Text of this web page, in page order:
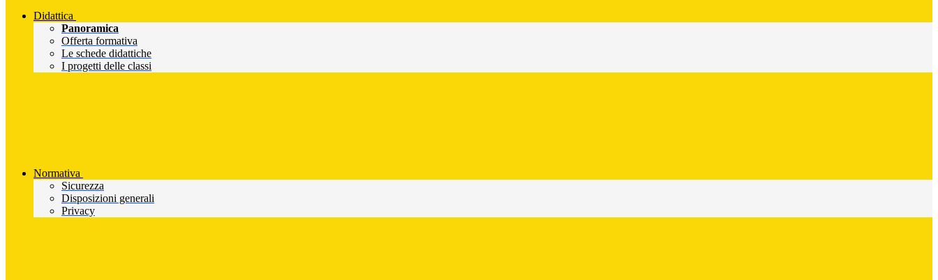
Didattica
Panoramica
Offerta formativa
Le schede didattiche
I progetti delle classi
Normativa
Sicurezza
Disposizioni generali
Privacy